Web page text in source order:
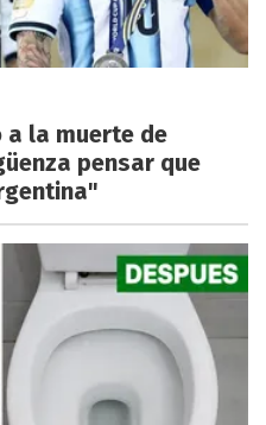
a la muerte de
pensar que